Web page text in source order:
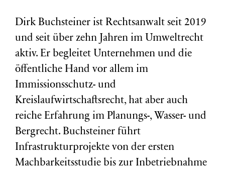
Dirk Buchsteiner ist Rechtsanwalt seit 2019
und seit über zehn Jahren im Umweltrecht
aktiv. Er begleitet Unternehmen und die
öffentliche Hand vor allem im
Immissionsschutz- und
Kreislaufwirtschaftsrecht, hat aber auch
reiche Erfahrung im Planungs-, Wasser- und
Bergrecht. Buchsteiner führt
Infrastrukturprojekte von der ersten
Machbarkeitsstudie bis zur Inbetriebnahme